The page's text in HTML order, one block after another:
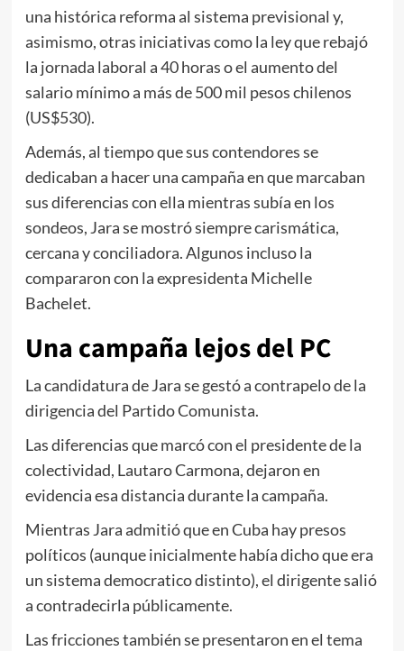
una histórica reforma al sistema previsional y,
asimismo, otras iniciativas como la ley que rebajó
la jornada laboral a 40 horas o el aumento del
salario mínimo a más de 500 mil pesos chilenos
(US$530).
Además, al tiempo que sus contendores se
dedicaban a hacer una campaña en que marcaban
sus diferencias con ella mientras subía en los
sondeos, Jara se mostró siempre carismática,
cercana y conciliadora. Algunos incluso la
compararon con la expresidenta Michelle
Bachelet.
Una campaña lejos del PC
La candidatura de Jara se gestó a contrapelo de la
dirigencia del Partido Comunista.
Las diferencias que marcó con el presidente de la
colectividad, Lautaro Carmona, dejaron en
evidencia esa distancia durante la campaña.
Mientras Jara admitió que en Cuba hay presos
políticos (aunque inicialmente había dicho que era
un sistema democratico distinto), el dirigente salió
a contradecirla públicamente.
Las fricciones también se presentaron en el tema